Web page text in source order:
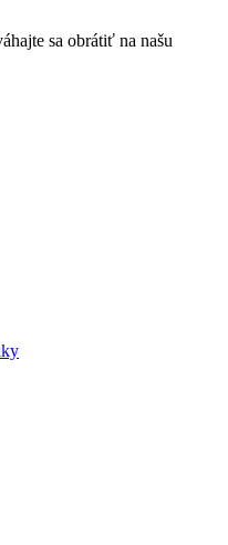
sa obrátiť na našu